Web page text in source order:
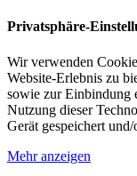
Privatsphäre-
Wir verwenden
Website-Erlebnis zu
sowie zur Einbindung
Nutzung dieser
Gerät gespeichert
Mehr anzeigen